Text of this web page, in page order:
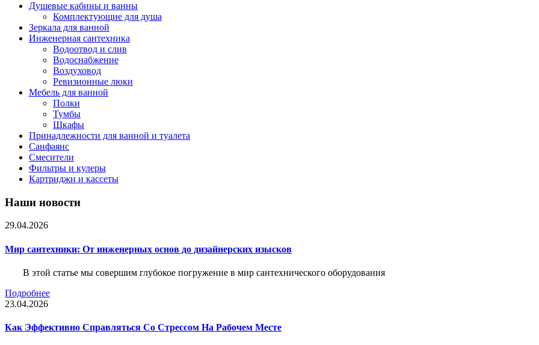
Душевые кабины и ванны
Комплектующие для душа
Зеркала для ванной
Инженерная сантехника
Водоотвод и слив
Водоснабжение
Воздуховод
Ревизионные люки
Мебель для ванной
Полки
Тумбы
Шкафы
Принадлежности для ванной и туалета
Санфаянс
Смесители
Фильтры и кулеры
Картриджи и кассеты
Наши новости
29.04.2026
Мир сантехники: От инженерных основ до дизайнерских изысков
В этой статье мы совершим глубокое погружение в мир сантехнического оборудования
Подробнее
23.04.2026
Как Эффективно Справляться Со Стрессом На Рабочем Месте